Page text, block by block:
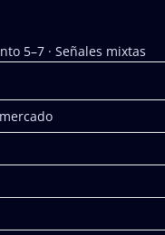
5–7 · Señales mixtas